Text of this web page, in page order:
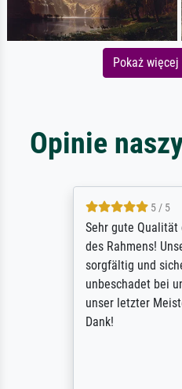
Pokaż
Opinie
5 / 5
Sehr gute Qualität
des Rahmens! Unser
sorgfältig und sicher
unbeschadet bei uns
unser letzter
Dank!